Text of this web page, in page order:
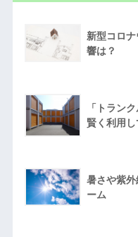
新型コロ
響は？
「トラン
賢く利用し
暑さや紫
ーム